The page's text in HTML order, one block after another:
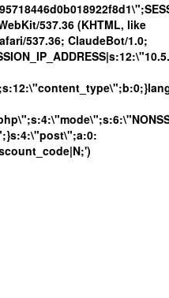
537.36 (KHTML, like
537.36; ClaudeBot/1.0;